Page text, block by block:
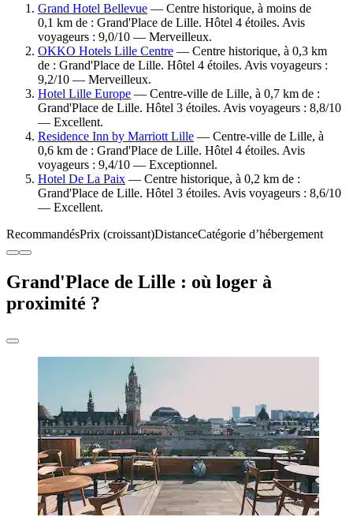
Grand Hotel Bellevue — Centre historique, à moins de
0,1 km de : Grand'Place de Lille. Hôtel 4 étoiles. Avis
voyageurs : 9,0/10 — Merveilleux.
OKKO Hotels Lille Centre — Centre historique, à 0,3 km
de : Grand'Place de Lille. Hôtel 4 étoiles. Avis voyageurs :
9,2/10 — Merveilleux.
Hotel Lille Europe — Centre-ville de Lille, à 0,7 km de :
Grand'Place de Lille. Hôtel 3 étoiles. Avis voyageurs : 8,8/10
— Excellent.
Residence Inn by Marriott Lille — Centre-ville de Lille, à
0,6 km de : Grand'Place de Lille. Hôtel 4 étoiles. Avis
voyageurs : 9,4/10 — Exceptionnel.
Hotel De La Paix — Centre historique, à 0,2 km de :
Grand'Place de Lille. Hôtel 3 étoiles. Avis voyageurs : 8,6/10
— Excellent.
RecommandésPrix (croissant)DistanceCatégorie d’hébergement
Grand'Place de Lille : où loger à
proximité ?